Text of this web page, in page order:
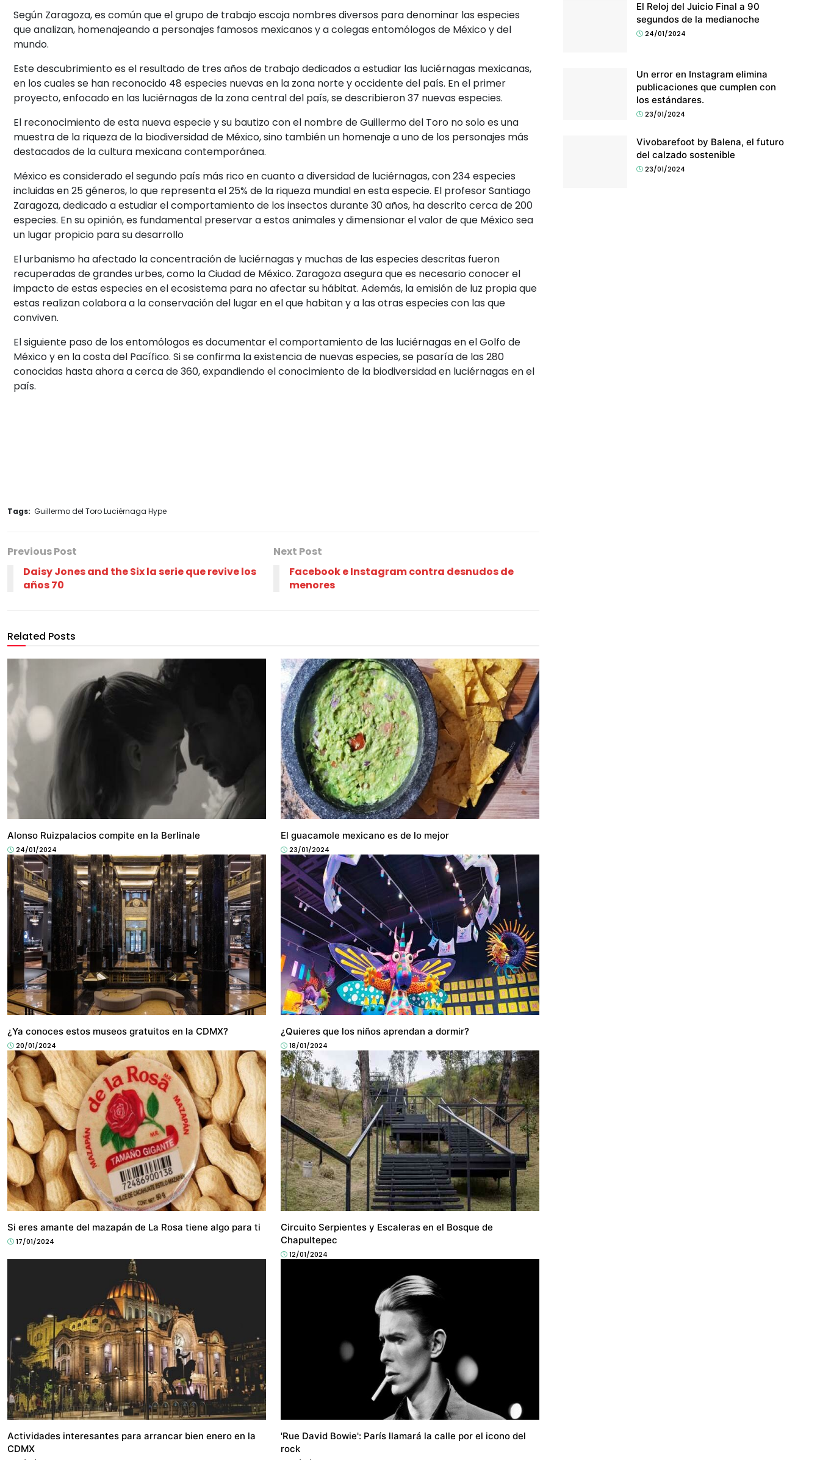
Según Zaragoza, es común que el grupo de trabajo escoja nombres diversos para denominar las especies
que analizan, homenajeando a personajes famosos mexicanos y a colegas entomólogos de México y del
mundo.
Este descubrimiento es el resultado de tres años de trabajo dedicados a estudiar las luciérnagas mexicanas,
en los cuales se han reconocido 48 especies nuevas en la zona norte y occidente del país. En el primer
proyecto, enfocado en las luciérnagas de la zona central del país, se describieron 37 nuevas especies.
El reconocimiento de esta nueva especie y su bautizo con el nombre de Guillermo del Toro no solo es una
muestra de la riqueza de la biodiversidad de México, sino también un homenaje a uno de los personajes más
destacados de la cultura mexicana contemporánea.
México es considerado el segundo país más rico en cuanto a diversidad de luciérnagas, con 234 especies
incluidas en 25 géneros, lo que representa el 25% de la riqueza mundial en esta especie. El profesor Santiago
Zaragoza, dedicado a estudiar el comportamiento de los insectos durante 30 años, ha descrito cerca de 200
especies. En su opinión, es fundamental preservar a estos animales y dimensionar el valor de que México sea
un lugar propicio para su desarrollo
El urbanismo ha afectado la concentración de luciérnagas y muchas de las especies descritas fueron
recuperadas de grandes urbes, como la Ciudad de México. Zaragoza asegura que es necesario conocer el
impacto de estas especies en el ecosistema para no afectar su hábitat. Además, la emisión de luz propia que
estas realizan colabora a la conservación del lugar en el que habitan y a las otras especies con las que
conviven.
El siguiente paso de los entomólogos es documentar el comportamiento de las luciérnagas en el Golfo de
México y en la costa del Pacífico. Si se confirma la existencia de nuevas especies, se pasaría de las 280
conocidas hasta ahora a cerca de 360, expandiendo el conocimiento de la biodiversidad en luciérnagas en el
país.
Tags: Guillermo del Toro Luciérnaga Hype
Previous Post
Daisy Jones and the Six la serie que revive los
años 70
Next Post
Facebook e Instagram contra desnudos de
menores
Related Posts
Alonso Ruizpalacios compite en la Berlinale
24/01/2024
El guacamole mexicano es de lo mejor
23/01/2024
¿Ya conoces estos museos gratuitos en la CDMX?
20/01/2024
¿Quieres que los niños aprendan a dormir?
18/01/2024
Si eres amante del mazapán de La Rosa tiene algo para ti
17/01/2024
Circuito Serpientes y Escaleras en el Bosque de
Chapultepec
12/01/2024
Actividades interesantes para arrancar bien enero en la
CDMX
'Rue David Bowie': París llamará la calle por el icono del
rock
El Reloj del Juicio Final a 90
segundos de la medianoche
24/01/2024
Un error en Instagram elimina
publicaciones que cumplen con
los estándares.
23/01/2024
Vivobarefoot by Balena, el futuro
del calzado sostenible
23/01/2024